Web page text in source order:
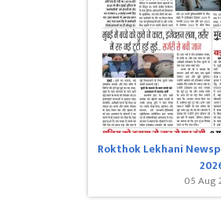
Rokthok Lekhani
05 Aug